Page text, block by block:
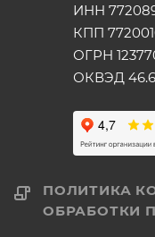
ИНН
КПП
ОГРН
ОКВЭД
ПОЛИТИКА
ОБРАБОТКИ